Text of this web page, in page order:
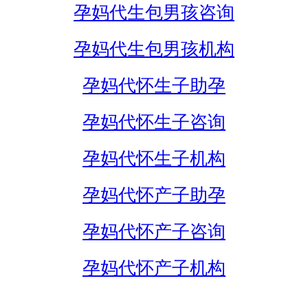
孕妈代生包男孩咨询
孕妈代生包男孩机构
孕妈代怀生子助孕
孕妈代怀生子咨询
孕妈代怀生子机构
孕妈代怀产子助孕
孕妈代怀产子咨询
孕妈代怀产子机构